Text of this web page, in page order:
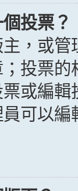
投票？
，或
投票
或編
可以